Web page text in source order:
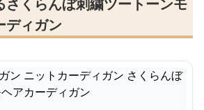
さくらんぼ刺繍ツートーンモ
ディガン